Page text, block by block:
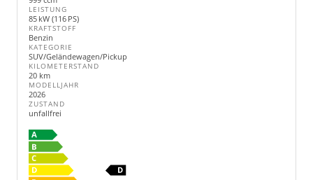
LEISTUNG
85 kW (116 PS)
KRAFTSTOFF
Benzin
KATEGORIE
SUV/Geländewagen/Pickup
KILOMETERSTAND
20 km
MODELLJAHR
2026
ZUSTAND
unfallfrei